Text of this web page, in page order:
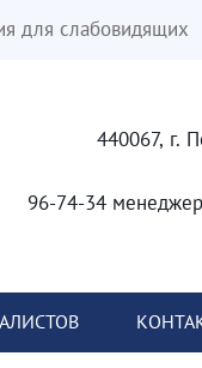
для слабовидящих
440067, г.
96-74-34